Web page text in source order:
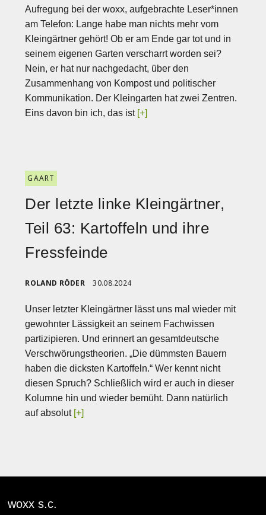
Aufregung bei der woxx, aufgebrachte Leser*innen
am Telefon: Lange habe man nichts mehr vom
Kleingärtner gehört! Ob er am Ende gar tot und in
seinem eigenen Garten verscharrt worden sei?
Nein, er hat nur nachgedacht, über den
Zusammenhang von Kompost und politischer
Kommunikation. Der Kleingarten hat zwei Zentren.
Eins davon bin ich, das ist [+]
GAART
Der letzte linke Kleingärtner,
Teil 63: Kartoffeln und ihre
Fressfeinde
ROLAND RÖDER 30.08.2024
Unser letzter Kleingärtner lässt uns mal wieder mit
gewohnter Lässigkeit an seinem Fachwissen
partizipieren. Und erinnert an gesamtdeutsche
Verschwörungstheorien. „Die dümmsten Bauern
haben die dicksten Kartoffeln.“ Wer kennt nicht
diesen Spruch? Schließlich wird er auch in dieser
Kolumne hin und wieder bemüht. Dann natürlich
auf absolut [+]
woxx s.c.